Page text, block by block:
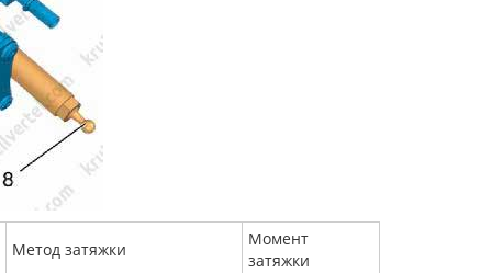
Метод затяжки
Момент
затяжки